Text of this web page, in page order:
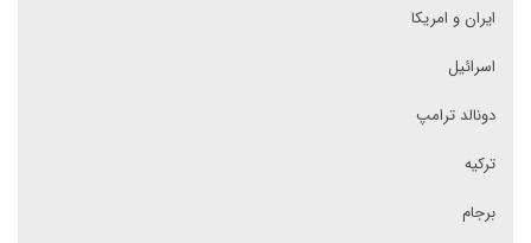
ایران و امریکا
اسرائیل
دونالد ترامپ
ترکیه
برجام